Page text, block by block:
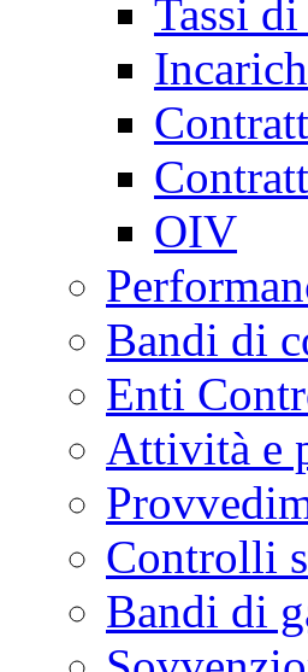
Tassi di
OIV
Bandi di
Enti
Attività e
Controlli
Bandi di